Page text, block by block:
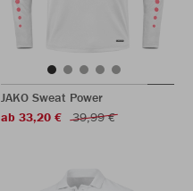
JAKO Sweat Power
ab 33,20 €
39,99 €